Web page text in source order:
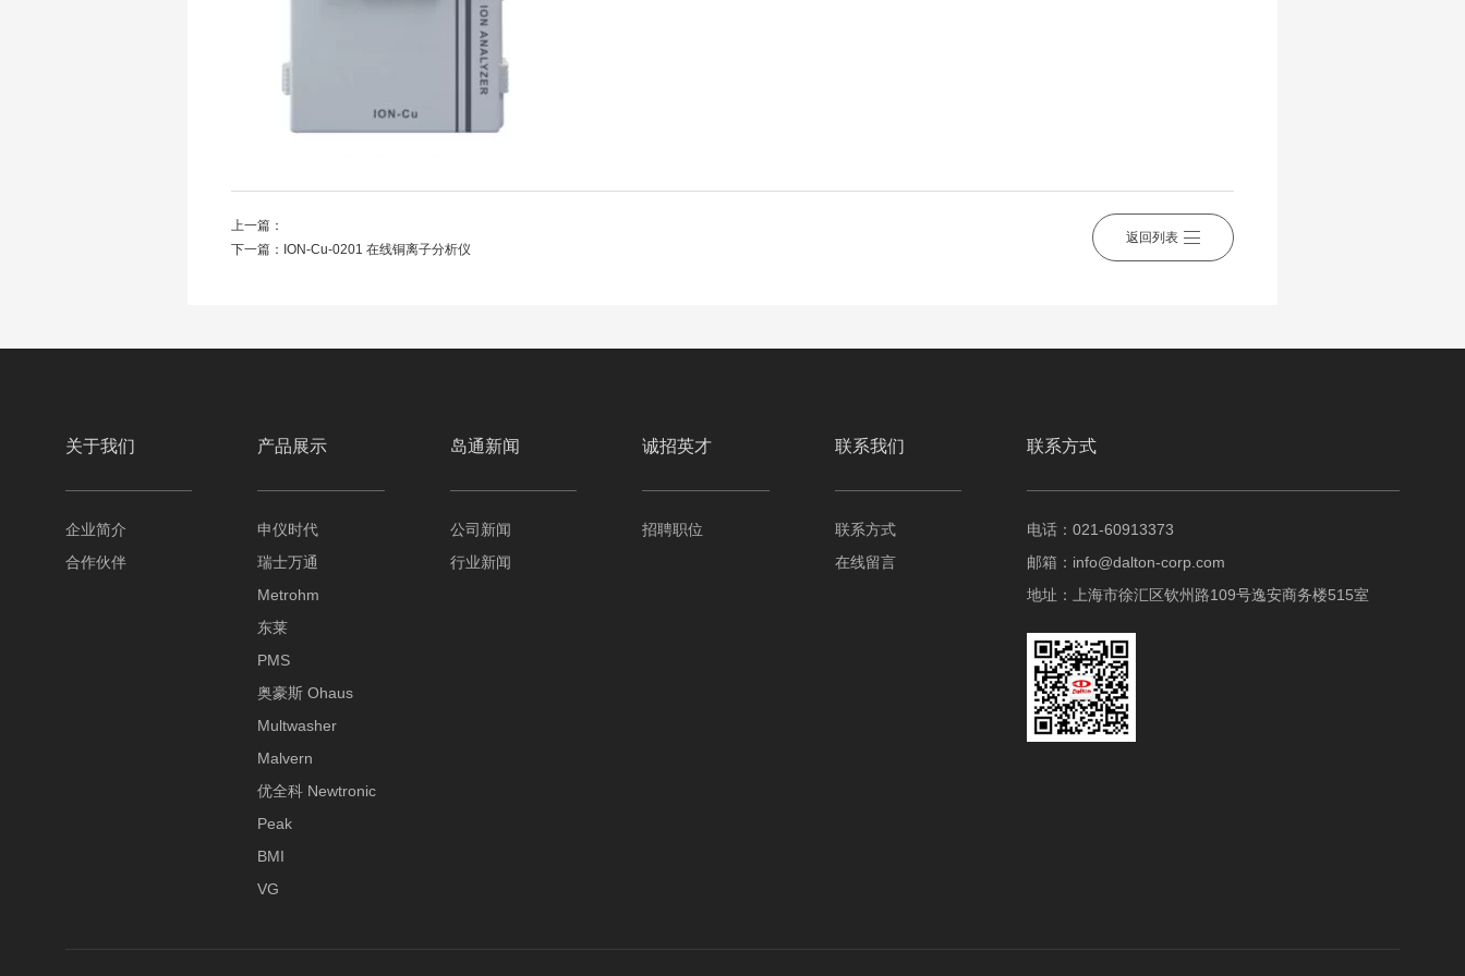
上一篇：
下一篇： ION-Cu-0201 在线铜离子分析仪
返回列表
关于我们
企业简介
合作伙伴
产品展示
申仪时代
瑞士万通
Metrohm
东莱
PMS
奥豪斯 Ohaus
Multwasher
Malvern
优全科 Newtronic
Peak
BMI
VG
岛通新闻
公司新闻
行业新闻
诚招英才
招聘职位
联系我们
联系方式
在线留言
联系方式
电话：021-60913373
邮箱： info@dalton-corp.com
地址：上海市徐汇区钦州路109号逸安商务楼515室